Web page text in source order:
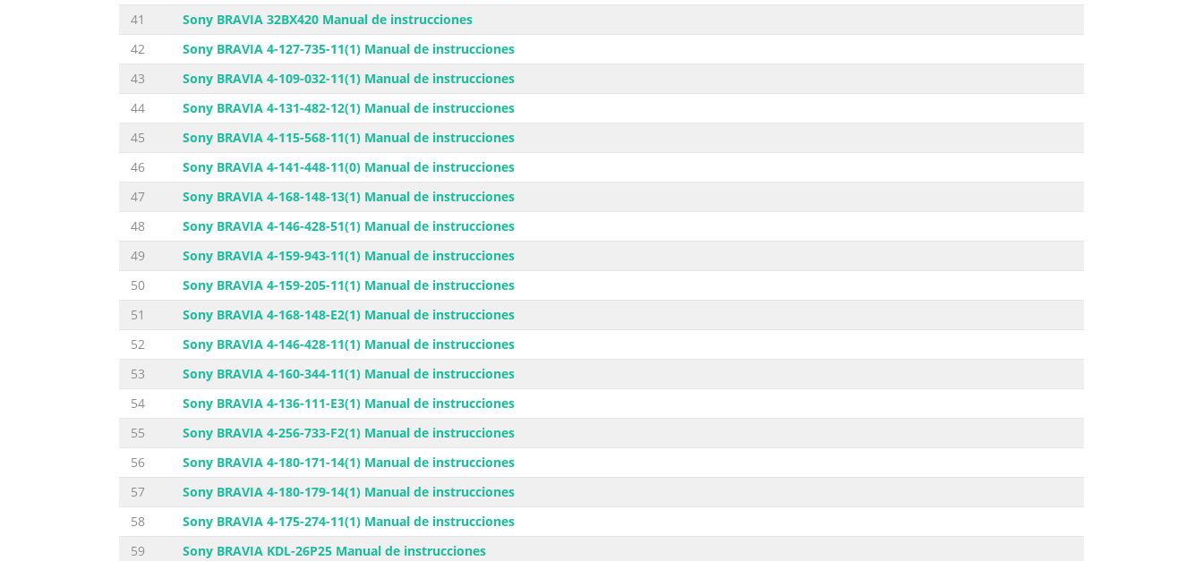
41
Sony BRAVIA 32BX420 Manual de instrucciones
42
Sony BRAVIA 4-127-735-11(1) Manual de instrucciones
43
Sony BRAVIA 4-109-032-11(1) Manual de instrucciones
44
Sony BRAVIA 4-131-482-12(1) Manual de instrucciones
45
Sony BRAVIA 4-115-568-11(1) Manual de instrucciones
46
Sony BRAVIA 4-141-448-11(0) Manual de instrucciones
47
Sony BRAVIA 4-168-148-13(1) Manual de instrucciones
48
Sony BRAVIA 4-146-428-51(1) Manual de instrucciones
49
Sony BRAVIA 4-159-943-11(1) Manual de instrucciones
50
Sony BRAVIA 4-159-205-11(1) Manual de instrucciones
51
Sony BRAVIA 4-168-148-E2(1) Manual de instrucciones
52
Sony BRAVIA 4-146-428-11(1) Manual de instrucciones
53
Sony BRAVIA 4-160-344-11(1) Manual de instrucciones
54
Sony BRAVIA 4-136-111-E3(1) Manual de instrucciones
55
Sony BRAVIA 4-256-733-F2(1) Manual de instrucciones
56
Sony BRAVIA 4-180-171-14(1) Manual de instrucciones
57
Sony BRAVIA 4-180-179-14(1) Manual de instrucciones
58
Sony BRAVIA 4-175-274-11(1) Manual de instrucciones
59
Sony BRAVIA KDL-26P25 Manual de instrucciones